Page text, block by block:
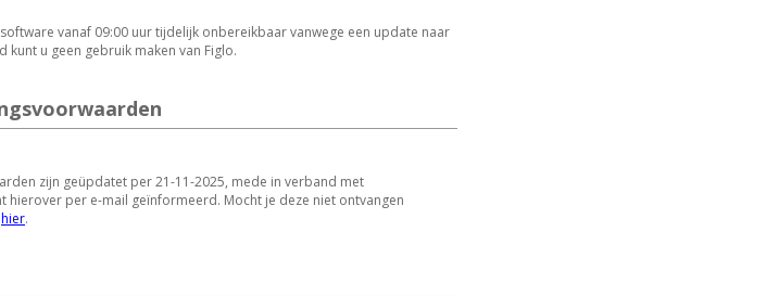
vanaf 09:00 uur tijdelijk onbereikbaar vanwege een update naar
kunt u geen gebruik maken van Figlo.
zijn geüpdatet per 21-11-2025, mede in verband met
hierover per e-mail geïnformeerd. Mocht je deze niet ontvangen
hier.